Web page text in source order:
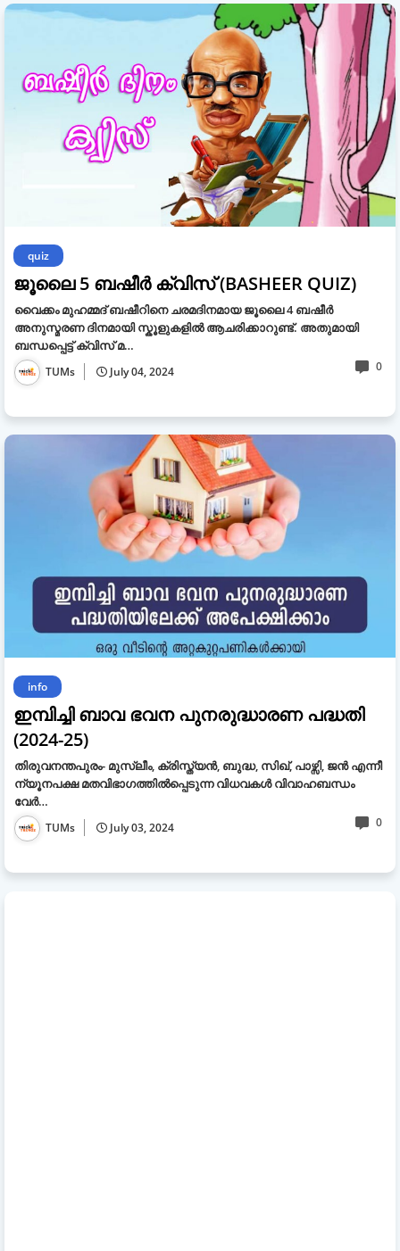
quiz
ജൂലൈ 5 ബഷീർ ക്വിസ് (BASHEER QUIZ)
വൈക്കം മുഹമ്മദ് ബഷീറിനെ ചരമദിനമായ ജൂലൈ 4 ബഷീർ
അനുസ്മരണ ദിനമായി സ്കൂളുകളിൽ ആചരിക്കാറുണ്ട്. അതുമായി
ബന്ധപ്പെട്ട് ക്വിസ് മ…
TUMs July 04, 2024 0
info
ഇമ്പിച്ചി ബാവ ഭവന പുനരുദ്ധാരണ പദ്ധതി
(2024-25)
തിരുവനന്തപുരം- മുസ്ലീം, ക്രിസ്ത്യൻ, ബുദ്ധ, സിഖ്, പാഴ്സി, ജൻ എന്നീ
ന്യൂനപക്ഷ മതവിഭാഗത്തിൽപ്പെടുന്ന വിധവകൾ വിവാഹബന്ധം
വേർ…
TUMs July 03, 2024 0